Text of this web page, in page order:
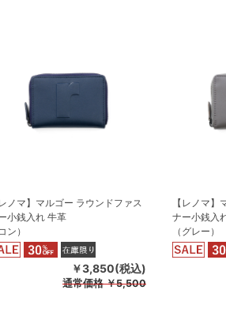
レノマ】マルゴー ラウンドファス
小銭入れ 牛革
ン）
￥3,850(税込)
通常価格￥5,500
【レノマ
ナー小銭入
（グレー）